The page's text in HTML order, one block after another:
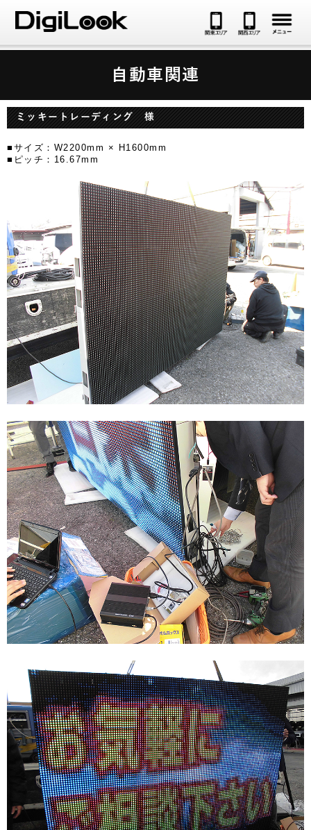
自動車関連
ミッキートレーディング 様
■サイズ：W2200mm × H1600mm
■ピッチ：16.67mm